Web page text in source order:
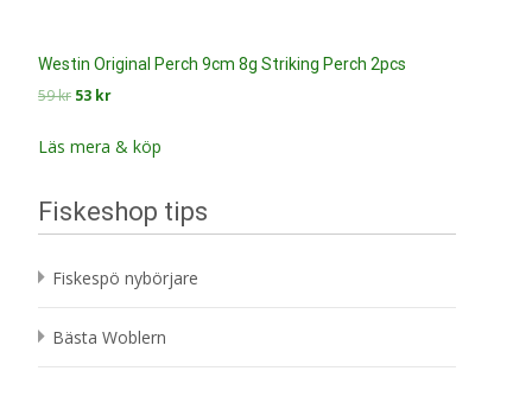
Westin Original Perch 9cm 8g Striking Perch 2pcs
59kr Det
priset
53 krDet
priset
Läs mera & köp
Fiskeshop tips
Fiskespö nybörjare
Bästa Woblern